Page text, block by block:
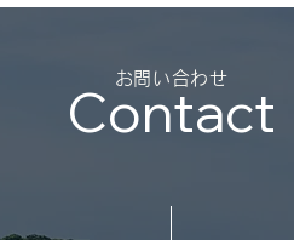
スポンサー契約を結びました
（神奈川大学体育会サッカー
Contact
​お問い合わせ